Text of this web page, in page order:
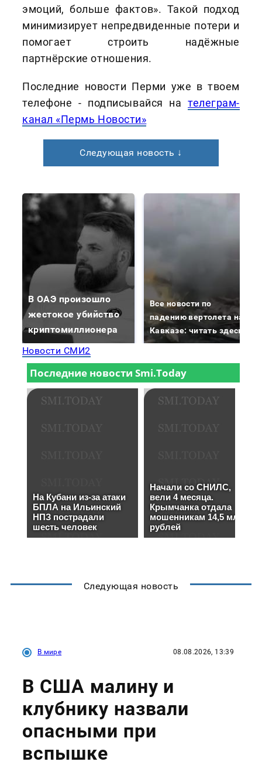
эмоций, больше фактов». Такой подход
минимизирует непредвиденные потери и
помогает строить надёжные
партнёрские отношения.
Последние новости Перми уже в твоем
телефоне - подписывайся нателеграм-
канал «Пермь Новости»
Следующая новость ↓
В ОАЭ произошло
жестокое убийство
криптомиллионера
Все новости по
падению вертолета на
Кавказе: читать здесь
Новости СМИ2
Следующая новость
В мире 08.08.2026, 13:39
В США малину и
клубнику назвали
опасными при
вспышке